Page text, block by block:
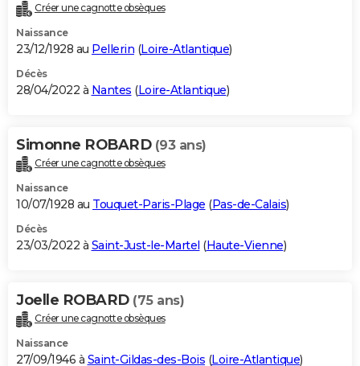
Créer une cagnotte obsèques
Naissance
23/12/1928 au Pellerin (Loire-Atlantique)
Décès
28/04/2022 à Nantes (Loire-Atlantique)
Simonne ROBARD (93 ans)
Créer une cagnotte obsèques
Naissance
10/07/1928 au Touquet-Paris-Plage (Pas-de-Calais)
Décès
23/03/2022 à Saint-Just-le-Martel (Haute-Vienne)
Joelle ROBARD (75 ans)
Créer une cagnotte obsèques
Naissance
27/09/1946 à Saint-Gildas-des-Bois (Loire-Atlantique)